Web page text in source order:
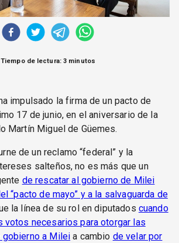
CONTACTO
Tiempo de lectura: 3 minutos
impulsado la firma de un pacto de
17 de junio, en el aniversario de la
Martín Miguel de Güemes.
de un reclamo “federal” y la
salteños, no es más que un
de rescatar al gobierno de Milei
“pacto de mayo” y a la salvaguarda de
la línea de su rol en diputados cuando
votos necesarios para otorgar las
gobierno a Milei a cambio de velar por